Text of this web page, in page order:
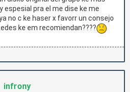
espesial pra el me dise ke me
no c ke haser x favorr un consejo
ke em recomiendan????
infrony